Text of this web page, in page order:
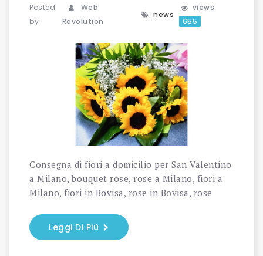
Posted
by
Web
Revolution
news
views
655
Consegna di fiori a domicilio per San Valentino
a Milano, bouquet rose, rose a Milano, fiori a
Milano, fiori in Bovisa, rose in Bovisa, rose
Leggi Di Più